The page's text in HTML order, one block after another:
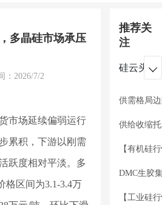
多晶硅市场承压
：2026/7/2
市场延续偏弱运行
累积，下游以刚需
跃度相对平淡。多
格区间为3.1-3.4万
推荐关
注
硅云头条

供需格局
供给收缩
DMC生胶